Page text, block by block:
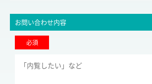
お問い合わせ内容
必須